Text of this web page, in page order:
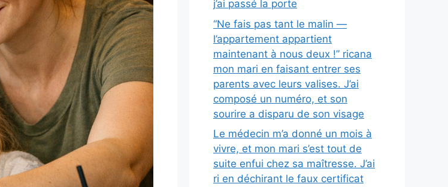
j’ai passé la porte
“Ne fais pas tant le malin —
l’appartement appartient
maintenant à nous deux !” ricana
mon mari en faisant entrer ses
parents avec leurs valises. J’ai
composé un numéro, et son
sourire a disparu de son visage
Le médecin m’a donné un mois à
vivre, et mon mari s’est tout de
suite enfui chez sa maîtresse. J’ai
ri en déchirant le faux certificat